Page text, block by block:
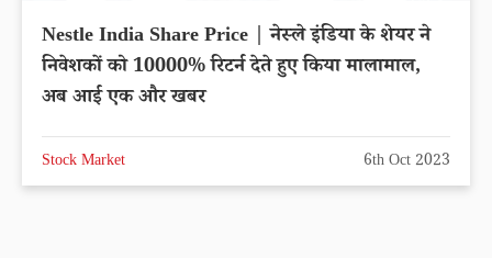
Nestle India Share Price | नेस्ले इंडिया के शेयर ने
निवेशकों को 10000% रिटर्न देते हुए किया मालामाल,
अब आई एक और खबर
Stock Market 6th Oct 2023